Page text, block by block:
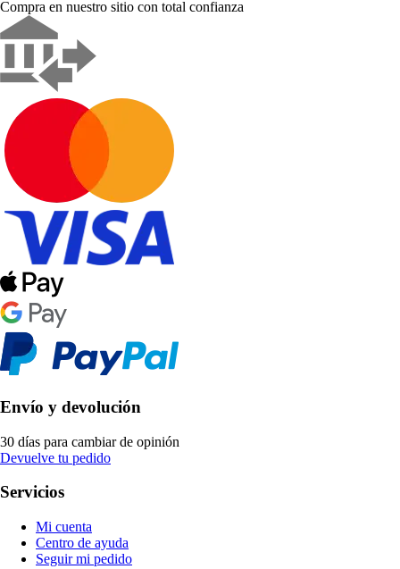
Compra en nuestro sitio con total confianza
Envío y devolución
30 días para cambiar de opinión
Devuelve tu pedido
Servicios
Mi cuenta
Centro de ayuda
Seguir mi pedido